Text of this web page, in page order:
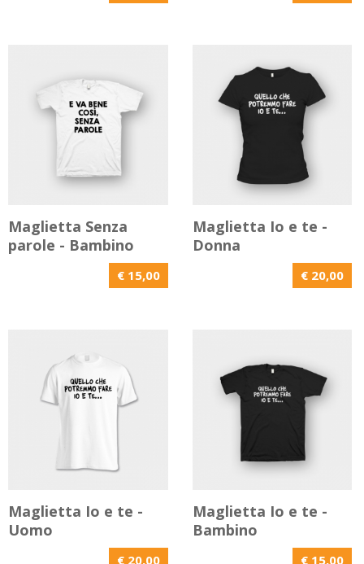
Maglietta Senza
parole - Bambino
€ 15,00
Maglietta Io e te -
Donna
€ 20,00
Maglietta Io e te -
Uomo
€ 20,00
Maglietta Io e te -
Bambino
€ 15,00